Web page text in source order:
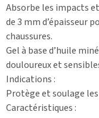
Absorbe les impacts
de 3 mm d’épaisseur
chaussures.
Gel à base d’huile
douloureux et
Indications :
Protège et soulage
Caractéristiques :